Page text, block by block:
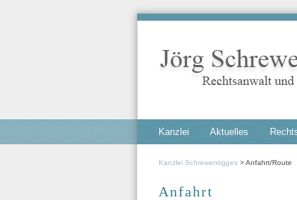
Navigation
Kanzlei Aktuelles
Kanzlei Schrewentigges Anfahrt/Route
Anfahrt